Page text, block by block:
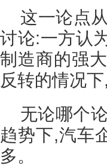
这一论点
讨论:一方认
制造商的强
反转的情况
无论哪个
趋势下,汽车
多。